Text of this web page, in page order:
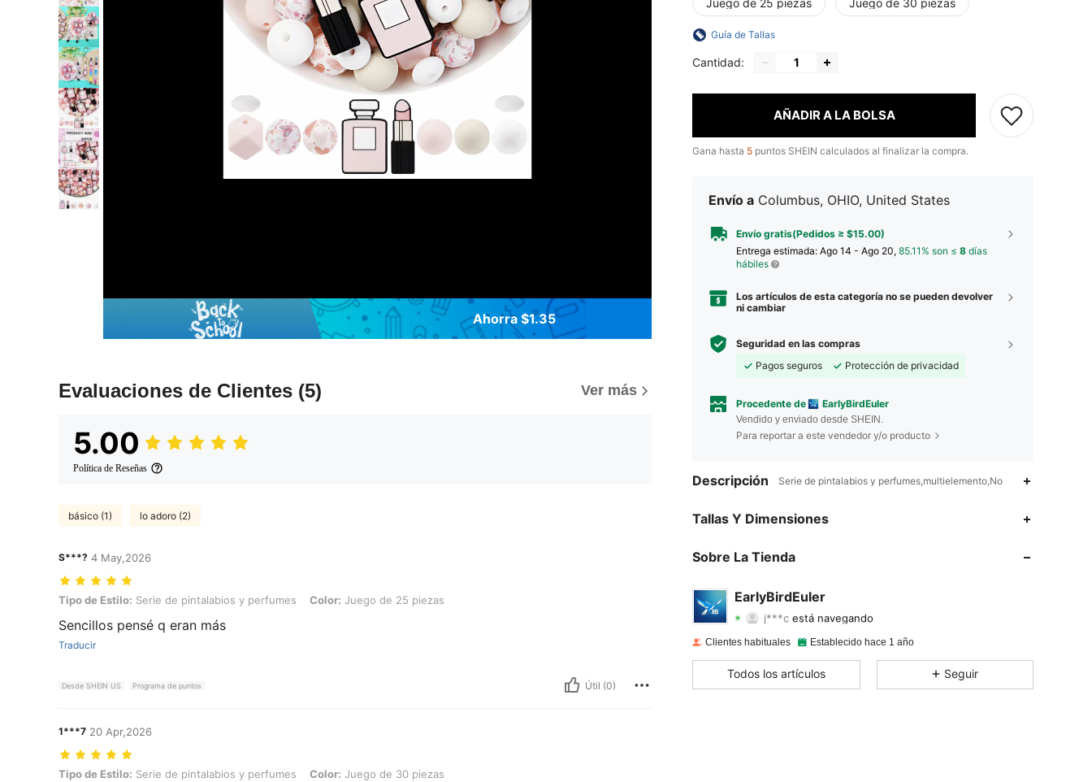
Ahorra $1.35
Evaluaciones de Clientes (5) Ver más
5.00
Política de Reseñas
básico (1) lo adoro (2)
S***? 4 May,2026
Tipo de Estilo: Serie de pintalabios y perfumes, Color: Juego de 25 piezas
Tipo de Estilo: Serie de pintalabios y perfumes Color: Juego de 25 piezas
Sencillos pensé q eran más
Traducir
Desde SHEIN US Programa de puntos Útil (0)
1***7 20 Apr,2026
Tipo de Estilo: Serie de pintalabios y perfumes, Color: Juego de 30 piezas
Tipo de Estilo: Serie de pintalabios y perfumes Color: Juego de 30 piezas
Guía de Tallas
Cantidad:
AÑADIR A LA BOLSA
Gana hasta 5 puntos SHEIN calculados al finalizar la compra.
Envío a Columbus, OHIO, United States
Envío gratis(Pedidos ≥ $15.00)
Entrega estimada: Ago 14 - Ago 20, 85.11% son ≤ 8 días
hábiles
Los artículos de esta categoría no se pueden devolver
ni cambiar
Seguridad en las compras
Pagos seguros
Protección de privacidad
Procedente de EarlyBirdEuler
Vendido y enviado desde SHEIN.
Para reportar a este vendedor y/o producto
Descripción Serie de pintalabios y perfumes,multielemento,No
Tallas Y Dimensiones
Sobre La Tienda
EarlyBirdEuler
4.92
4.92 Calificación 119Artículos
4.92
Clientes habituales Establecido hace 1 año
Todos los artículos Seguir